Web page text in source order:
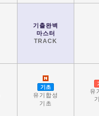
기출완벽
마스터
TRACK
기초
유기합성
기초
유